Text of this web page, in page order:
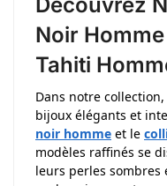
Découvrez
Noir
Tahiti
Dans notre
bijoux élégants et
noir homme et le
modèles raffinés se
leurs perles